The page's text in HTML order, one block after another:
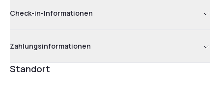
Check-in-Informationen
Zahlungsinformationen
Standort